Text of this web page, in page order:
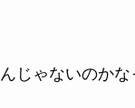
じゃないのかな